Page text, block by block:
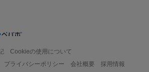
Cookieの使用について
プライバシーポリシー 会社概要
採用情報